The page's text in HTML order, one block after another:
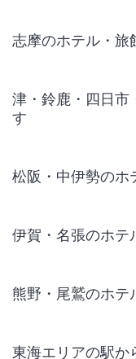
志摩のホテル・旅
津・鈴鹿・四日市
す
松阪・中伊勢のホ
伊賀・名張のホテ
熊野・尾鷲のホテ
東海エリアの駅か